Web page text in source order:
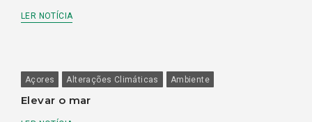
LER NOTÍCIA
Açores Alterações Climáticas Ambiente
Elevar o mar